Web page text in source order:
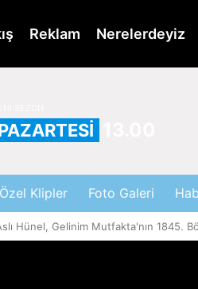
Reklam Nerelerdeyiz
Özel Klipler Foto Galeri
Hünel, Gelinim Mutfakta'nın 1845.